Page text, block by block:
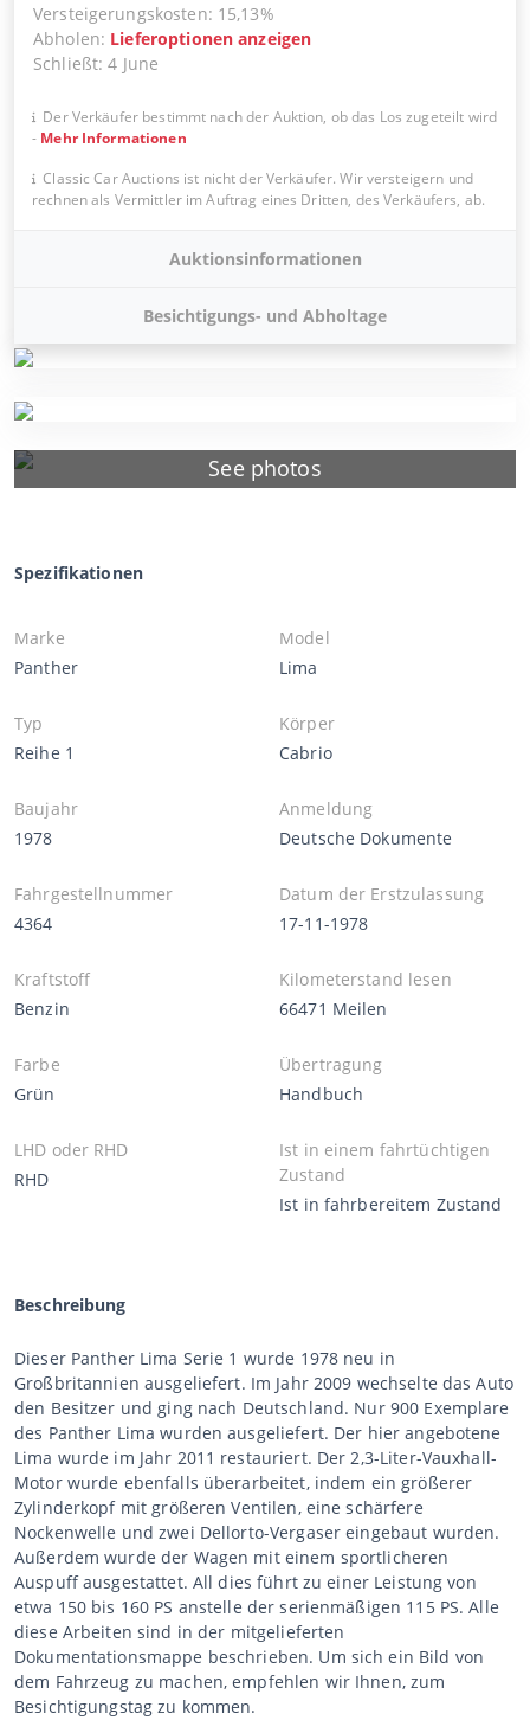
See photos
Versteigerungskosten: 15,13%
Abholen: Lieferoptionen anzeigen
Schließt:4 June
Der Verkäufer bestimmt nach der Auktion, ob das Los zugeteilt wird
- Mehr Informationen
Classic Car Auctions ist nicht der Verkäufer. Wir versteigern und
rechnen als Vermittler im Auftrag eines Dritten, des Verkäufers, ab.
Auktionsinformationen
Besichtigungs- und Abholtage
Spezifikationen
Marke
Panther
Model
Lima
Typ
Reihe 1
Körper
Cabrio
Baujahr
1978
Anmeldung
Deutsche Dokumente
Fahrgestellnummer
4364
Datum der Erstzulassung
17-11-1978
Kraftstoff
Benzin
Kilometerstand lesen
66471 Meilen
Farbe
Grün
Übertragung
Handbuch
LHD oder RHD
RHD
Ist in einem fahrtüchtigen
Zustand
Ist in fahrbereitem Zustand
Beschreibung
Dieser Panther Lima Serie 1 wurde 1978 neu in
Großbritannien ausgeliefert. Im Jahr 2009 wechselte das Auto
den Besitzer und ging nach Deutschland. Nur 900 Exemplare
des Panther Lima wurden ausgeliefert. Der hier angebotene
Lima wurde im Jahr 2011 restauriert. Der 2,3-Liter-Vauxhall-
Motor wurde ebenfalls überarbeitet, indem ein größerer
Zylinderkopf mit größeren Ventilen, eine schärfere
Nockenwelle und zwei Dellorto-Vergaser eingebaut wurden.
Außerdem wurde der Wagen mit einem sportlicheren
Auspuff ausgestattet. All dies führt zu einer Leistung von
etwa 150 bis 160 PS anstelle der serienmäßigen 115 PS. Alle
diese Arbeiten sind in der mitgelieferten
Dokumentationsmappe beschrieben. Um sich ein Bild von
dem Fahrzeug zu machen, empfehlen wir Ihnen, zum
Besichtigungstag zu kommen.